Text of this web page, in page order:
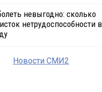
невыгодно: сколько
нетрудоспособности в
Новости СМИ2